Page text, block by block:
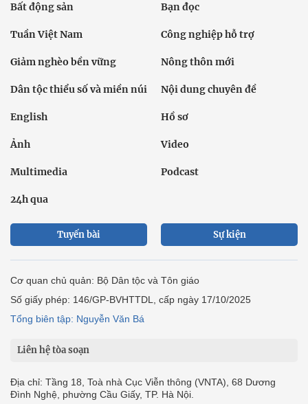
Bất động sản Bạn đọc
Tuần Việt Nam Công nghiệp hỗ trợ
Giảm nghèo bền vững Nông thôn mới
Dân tộc thiểu số và miền núi Nội dung chuyên đề
English Hồ sơ
Ảnh Video
Multimedia Podcast
24h qua
Tuyến bài Sự kiện
Cơ quan chủ quản: Bộ Dân tộc và Tôn giáo
Số giấy phép: 146/GP-BVHTTDL, cấp ngày 17/10/2025
Tổng biên tập: Nguyễn Văn Bá
Liên hệ tòa soạn
Địa chỉ: Tầng 18, Toà nhà Cục Viễn thông (VNTA), 68 Dương
Đình Nghệ, phường Cầu Giấy, TP. Hà Nội.